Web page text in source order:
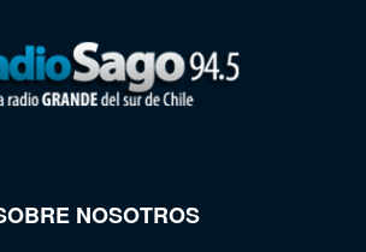
NOSOTROS